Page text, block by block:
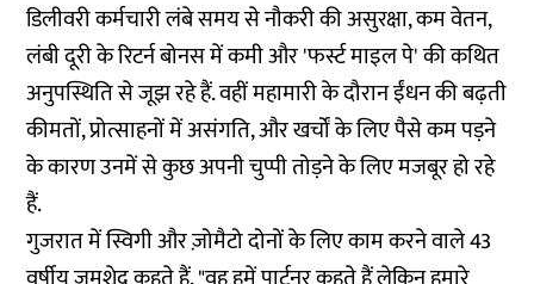
डिलीवरी कर्मचारी लंबे समय से नौकरी की असुरक्षा, कम वेतन,
लंबी दूरी के रिटर्न बोनस में कमी और 'फर्स्ट माइल पे' की कथित
अनुपस्थिति से जूझ रहे हैं. वहीं महामारी के दौरान ईंधन की बढ़ती
कीमतों, प्रोत्साहनों में असंगति, और खर्चों के लिए पैसे कम पड़ने
के कारण उनमें से कुछ अपनी चुप्पी तोड़ने के लिए मजबूर हो रहे
हैं.
गुजरात में स्विगी और ज़ोमैटो दोनों के लिए काम करने वाले 43